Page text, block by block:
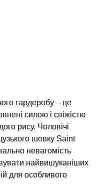
гардеробу – це
силою і свіжістю
рису. Чоловічі
шовку Saint
невагомість
найвишуканіших
для особливого